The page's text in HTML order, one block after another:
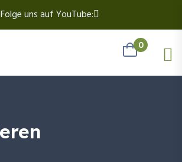
Folge uns auf YouTube:
0